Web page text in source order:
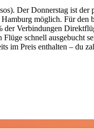
Der Donnerstag ist
möglich. Für den
Verbindungen
schnell ausgebucht
im Preis enthalten – du